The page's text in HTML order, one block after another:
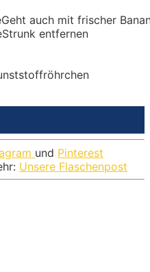
Geht auch mit frischer
Strunk entfernen
und Pinterest
Unsere Flaschenpost